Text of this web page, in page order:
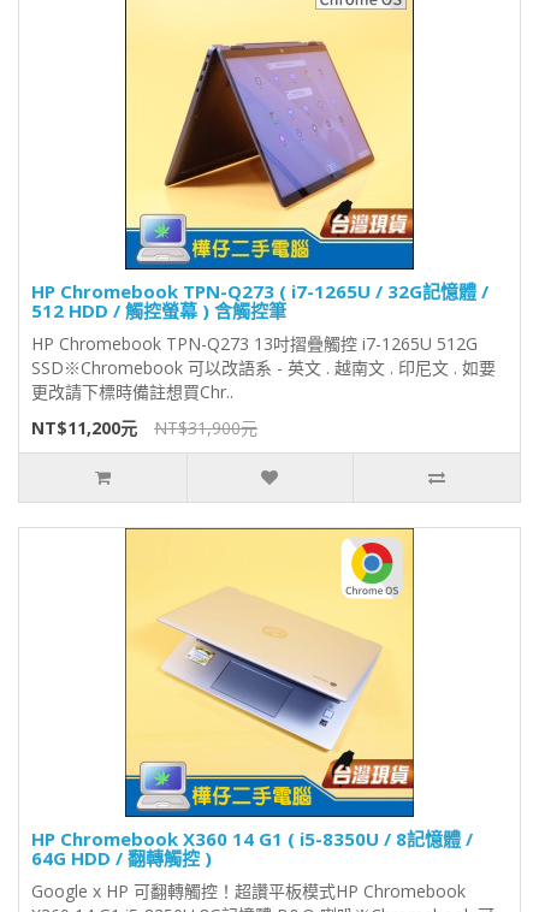
HP Chromebook TPN-Q273 ( i7-1265U / 32G記憶體 /
512 HDD / 觸控螢幕 ) 含觸控筆
HP Chromebook TPN-Q273 13吋摺疊觸控 i7-1265U 512G
SSD※Chromebook 可以改語系 - 英文 . 越南文 . 印尼文 . 如要
更改請下標時備註想買Chr..
NT$11,200元
NT$31,900元
HP Chromebook X360 14 G1 ( i5-8350U / 8記憶體 /
64G HDD / 翻轉觸控 )
Google x HP 可翻轉觸控！超讚平板模式HP Chromebook